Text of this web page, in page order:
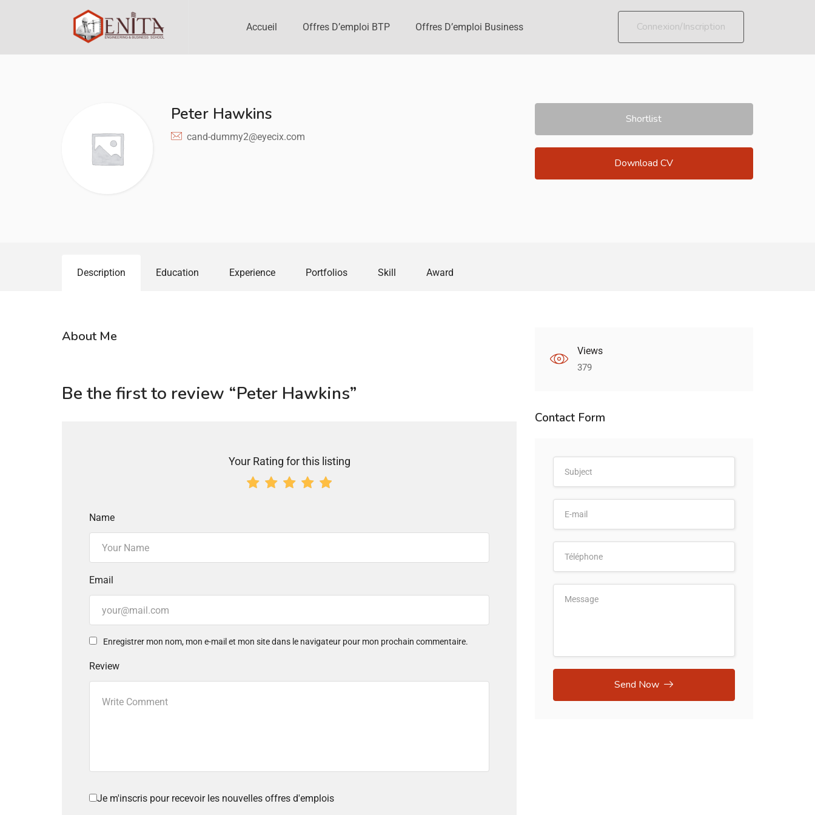
Accueil Offres D’emploi BTP Offres D’emploi Business Connexion/Inscription
Peter Hawkins
cand-dummy2@eyecix.com
Shortlist
Download CV
Description Education Experience Portfolios Skill Award
About Me
Be the first to review “Peter Hawkins”
Your Rating for this listing
Name
Email
Enregistrer mon nom, mon e-mail et mon site dans le navigateur pour mon prochain commentaire.
Review
Je m'inscris pour recevoir les nouvelles offres d'emplois
Views
379
Contact Form
Send Now